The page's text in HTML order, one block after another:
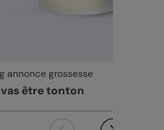
annonce grossesse
vas être tonton